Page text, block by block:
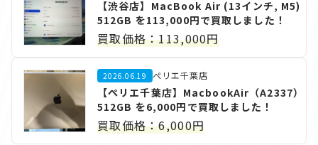
【渋谷店】MacBook Air (13インチ, M5)
512GB を113,000円で買取しました！
買取価格：113,000円
2026.06.19 ぺリエ千葉店
【ぺリエ千葉店】MacbookAir（A2337）
512GB を6,000円で買取しました！
買取価格：6,000円